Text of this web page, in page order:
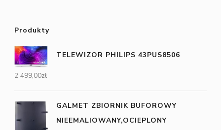
Produkty
TELEWIZOR PHILIPS 43PUS8506
2 499,00zł
GALMET ZBIORNIK BUFOROWY
NIEEMALIOWANY,OCIEPLONY